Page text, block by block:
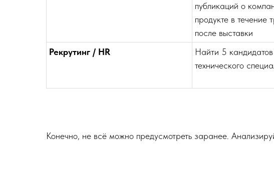
публикаций о
продукте в течение
после выставки
Рекрутинг / HR
Найти 5
технического
Конечно, не всё можно предусмотреть заранее.